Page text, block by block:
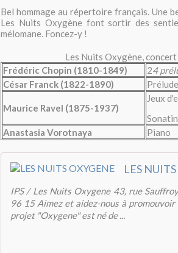
Bel hommage au répertoire français. Une
Les Nuits Oxygène font sortir des
mélomane. Foncez-y !
Les Nuits Oxygène,
Frédéric Chopin (1810-1849)
24
César Franck (1822-1890)
Maurice Ravel (1875-1937)
Jeux
Anastasia Vorotnaya
Piano
LES
IPS / Les Nuits Oxygene 43, rue
96 15 Aimez et aidez-nous à
projet "Oxygene" est né de ...